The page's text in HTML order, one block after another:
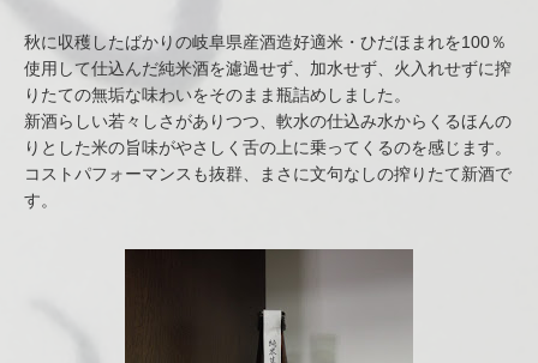
秋に収穫したばかりの岐阜県産酒造好適米・ひだほまれを100％
使用して仕込んだ純米酒を濾過せず、加水せず、火入れせずに搾
りたての無垢な味わいをそのまま瓶詰めしました。
新酒らしい若々しさがありつつ、軟水の仕込み水からくるほんの
りとした米の旨味がやさしく舌の上に乗ってくるのを感じます。
コストパフォーマンスも抜群、まさに文句なしの搾りたて新酒で
す。